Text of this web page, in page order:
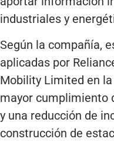
industriales y
Según la compañía,
aplicadas por
Mobility Limited en
mayor cumplimiento
y una reducción de
construcción de